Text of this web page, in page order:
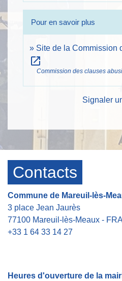
Pour en savoir plus
Site de la Commission
open_in_new
Commission des clauses
Signaler
Contacts
Commune de Mareuil-lès-
3 place Jean Jaurès
77100 Mareuil-lès-Meaux -
+33 1 64 33 14 27
Heures d'ouverture de la